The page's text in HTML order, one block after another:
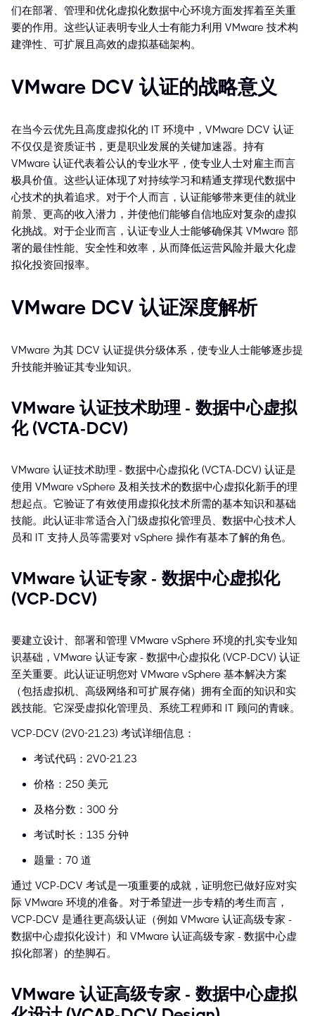
们在部署、管理和优化虚拟化数据中心环境方面发挥着至关重
要的作用。这些认证表明专业人士有能力利用 VMware 技术构
建弹性、可扩展且高效的虚拟基础架构。
VMware DCV 认证的战略意义
在当今云优先且高度虚拟化的 IT 环境中，VMware DCV 认证
不仅仅是资质证书，更是职业发展的关键加速器。持有
VMware 认证代表着公认的专业水平，使专业人士对雇主而言
极具价值。这些认证体现了对持续学习和精通支撑现代数据中
心技术的执着追求。对于个人而言，认证能够带来更佳的就业
前景、更高的收入潜力，并使他们能够自信地应对复杂的虚拟
化挑战。对于企业而言，认证专业人士能够确保其 VMware 部
署的最佳性能、安全性和效率，从而降低运营风险并最大化虚
拟化投资回报率。
VMware DCV 认证深度解析
VMware 为其 DCV 认证提供分级体系，使专业人士能够逐步提
升技能并验证其专业知识。
VMware 认证技术助理 - 数据中心虚拟
化 (VCTA-DCV)
VMware 认证技术助理 - 数据中心虚拟化 (VCTA-DCV) 认证是
使用 VMware vSphere 及相关技术的数据中心虚拟化新手的理
想起点。它验证了有效使用虚拟化技术所需的基本知识和基础
技能。此认证非常适合入门级虚拟化管理员、数据中心技术人
员和 IT 支持人员等需要对 vSphere 操作有基本了解的角色。
VMware 认证专家 - 数据中心虚拟化
(VCP-DCV)
要建立设计、部署和管理 VMware vSphere 环境的扎实专业知
识基础，VMware 认证专家 - 数据中心虚拟化 (VCP-DCV) 认证
至关重要。此认证证明您对 VMware vSphere 基本解决方案
（包括虚拟机、高级网络和可扩展存储）拥有全面的知识和实
践技能。它深受虚拟化管理员、系统工程师和 IT 顾问的青睐。
VCP-DCV (2V0-21.23) 考试详细信息：
考试代码：2V0-21.23
价格：250 美元
及格分数：300 分
考试时长：135 分钟
题量：70 道
通过 VCP-DCV 考试是一项重要的成就，证明您已做好应对实
际 VMware 环境的准备。对于希望进一步专精的考生而言，
VCP-DCV 是通往更高级认证（例如 VMware 认证高级专家 -
数据中心虚拟化设计）和 VMware 认证高级专家 - 数据中心虚
拟化部署）的垫脚石。
VMware 认证高级专家 - 数据中心虚拟